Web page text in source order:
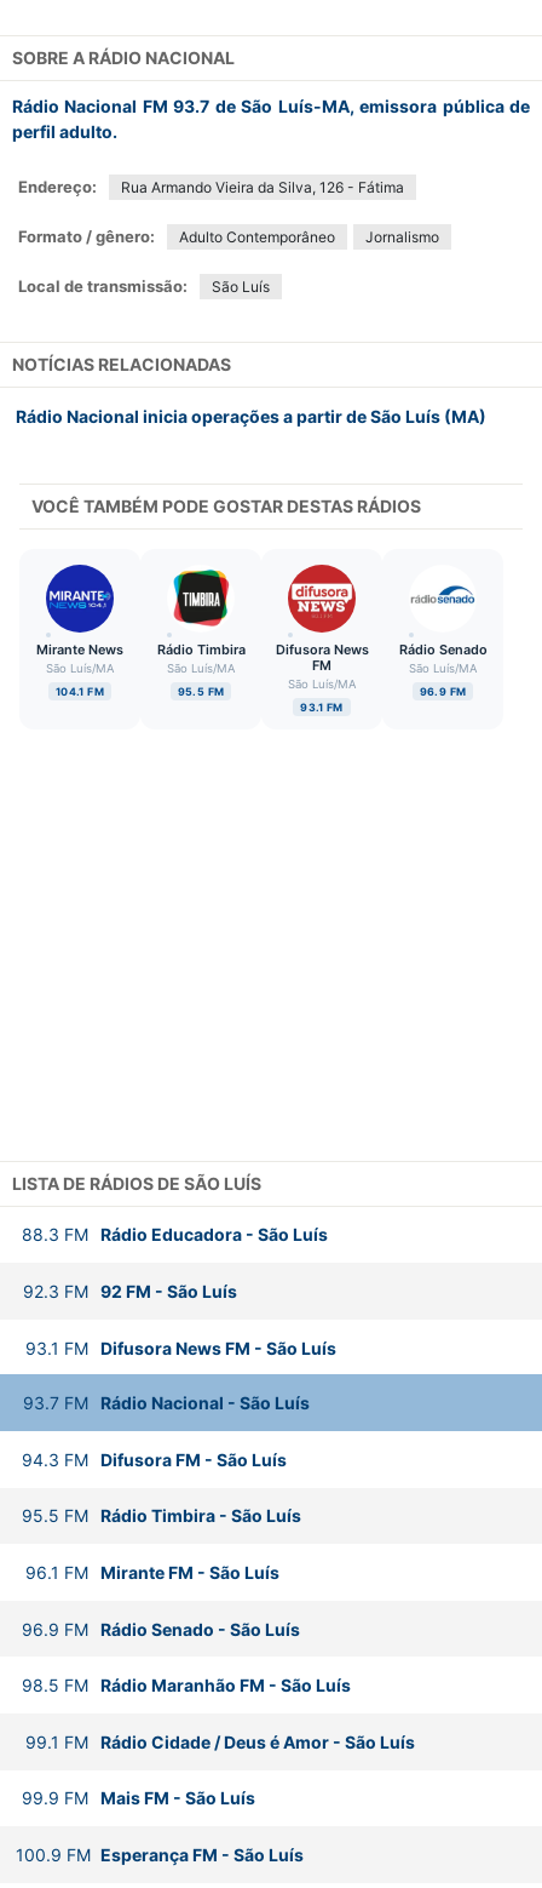
SOBRE A RÁDIO NACIONAL
Rádio Nacional FM 93.7 de São Luís-MA, emissora pública de
perfil adulto.
Endereço: Rua Armando Vieira da Silva, 126 - Fátima
Formato / gênero: Adulto Contemporâneo Jornalismo
Local de transmissão: São Luís
NOTÍCIAS RELACIONADAS
Rádio Nacional inicia operações a partir de São Luís (MA)
VOCÊ TAMBÉM PODE GOSTAR DESTAS RÁDIOS
Mirante News
São Luís/MA
104.1 FM
Rádio Timbira
São Luís/MA
95.5 FM
Difusora News
FM
São Luís/MA
93.1 FM
Rádio Senado
São Luís/MA
96.9 FM
LISTA DE RÁDIOS DE SÃO LUÍS
88.3 FM Rádio Educadora- São Luís
92.3 FM 92 FM - São Luís
93.1 FM Difusora News FM - São Luís
93.7 FM Rádio Nacional - São Luís
94.3 FM Difusora FM - São Luís
95.5 FM Rádio Timbira- São Luís
96.1 FM Mirante FM - São Luís
96.9 FM Rádio Senado - São Luís
98.5 FM Rádio Maranhão FM - São Luís
99.1 FM Rádio Cidade / Deus é Amor- São Luís
99.9 FM Mais FM - São Luís
100.9 FM Esperança FM - São Luís